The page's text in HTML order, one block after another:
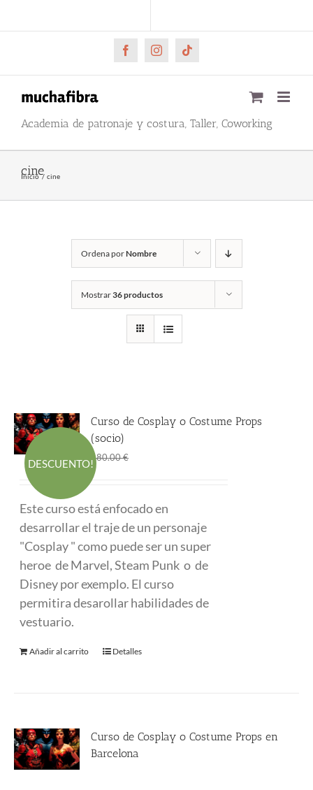
al
FacebookInstagramTiktok
Academia de patronaje y costura, Taller, Coworking
cine
Inicio cine
Ordena porNombre
Mostrar36 productos
DESCUENTO!
Curso de Cosplay o Costume Props
(socio)
480.00€
era:
480.00 €.290.00 €.
Este curso está enfocado en
desarrollar el traje de un personaje
"Cosplay " como puede ser un super
heroe de Marvel, Steam Punk o de
Disney por exemplo. El curso
permitira desarollar habilidades de
vestuario.
Añadir al carrito Detalles
Curso de Cosplay o Costume Props en
Barcelona